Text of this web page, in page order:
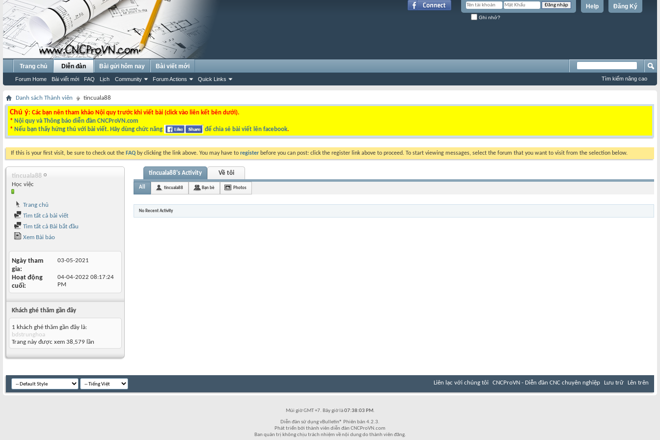
Đăng Ký
Help
Ghi nhớ?
Trang chủ Diễn đàn
Forum Home Bài viết mới FAQ Lịch Community Forum Actions Quick Links
Bài gửi hôm nay Bài viết mới
Tìm kiếm nâng cao
Danh sách Thành viên tincuala88
Chú ý: Các bạn nên tham khảo Nội quy trước khi viết bài (click vào liên kết bên dưới).
* Nội quy và Thông báo diễn đàn CNCProVN.com
* Nếu bạn thấy hứng thú với bài viết. Hãy dùng chức năng để chia sẻ bài viết lên facebook.
If this is your first visit, be sure to check out the FAQ by clicking the link above. You may have to register before you can post: click the register link above to proceed. To start viewing messages, select the forum that you want to visit from the selection below.
tincuala88
Học việc
Trang chủ
Tìm tất cả bài viết
Tìm tất cả Bài bắt đầu
Xem Bài báo
Ngày tham
gia
03-05-2021
Hoạt động
cuối
04-04-2022 08:17:24
PM
Khách ghé thăm gần đây
1 khách ghé thăm gần đây là:
bdstrunghoa
Trang này được xem 38,579 lần
tincuala88's Activity Về tôi
All tincuala88 Bạn bè Photos
No Recent Activity
Liên lạc với chúng tôi CNCProVN - Diễn đàn CNC chuyên nghiệp Lưu trữ Lên trên
Múi giờ GMT +7. Bây giờ là07:38:03 PM.
Diễn đàn sử dụng vBulletin® Phiên bản 4.2.3.
Phát triển bởi thành viên diễn đàn CNCProVN.com
Ban quản trị không chịu trách nhiệm về nội dung do thành viên đăng.